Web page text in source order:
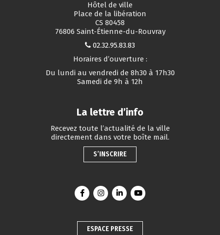
Hôtel de ville
Place de la libération
CS 80458
76806 Saint-Étienne-du-Rouvray
02.32.95.83.83
Horaires d’ouverture :
Du lundi au vendredi de 8h30 à 17h30
Samedi de 9h à 12h
La lettre d’info
Recevez toute l’actualité de la ville
directement dans votre boîte mail.
S’INSCRIRE
Lien vers le compte Facebook
Lien vers le compte Instagram
Lien vers le compte Linkedin
Lien vers la chaîne
ESPACE PRESSE